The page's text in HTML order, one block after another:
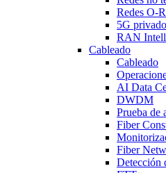
Redes O-
5G privado
RAN
Cableado
Cableado
AI Data
DWDM
Prueba de
Fiber
Fiber
Detección